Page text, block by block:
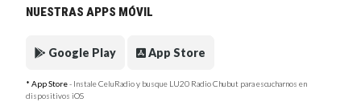
NUESTRAS APPS MÓVIL
Google Play App Store
* App Store- Instale CeluRadio y busque LU20 Radio Chubut para escucharnos en
dispositivos iOS